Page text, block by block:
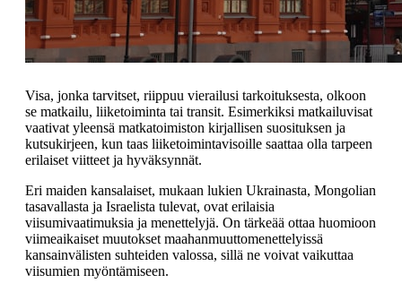
Visa, jonka tarvitset, riippuu vierailusi tarkoituksesta, olkoon
se matkailu, liiketoiminta tai transit. Esimerkiksi matkailuvisat
vaativat yleensä matkatoimiston kirjallisen suosituksen ja
kutsukirjeen, kun taas liiketoimintavisoille saattaa olla tarpeen
erilaiset viitteet ja hyväksynnät.
Eri maiden kansalaiset, mukaan lukien Ukrainasta, Mongolian
tasavallasta ja Israelista tulevat, ovat erilaisia
viisumivaatimuksia ja menettelyjä. On tärkeää ottaa huomioon
viimeaikaiset muutokset maahanmuuttomenettelyissä
kansainvälisten suhteiden valossa, sillä ne voivat vaikuttaa
viisumien myöntämiseen.